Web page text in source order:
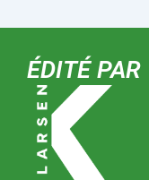
ÉDITÉ PAR